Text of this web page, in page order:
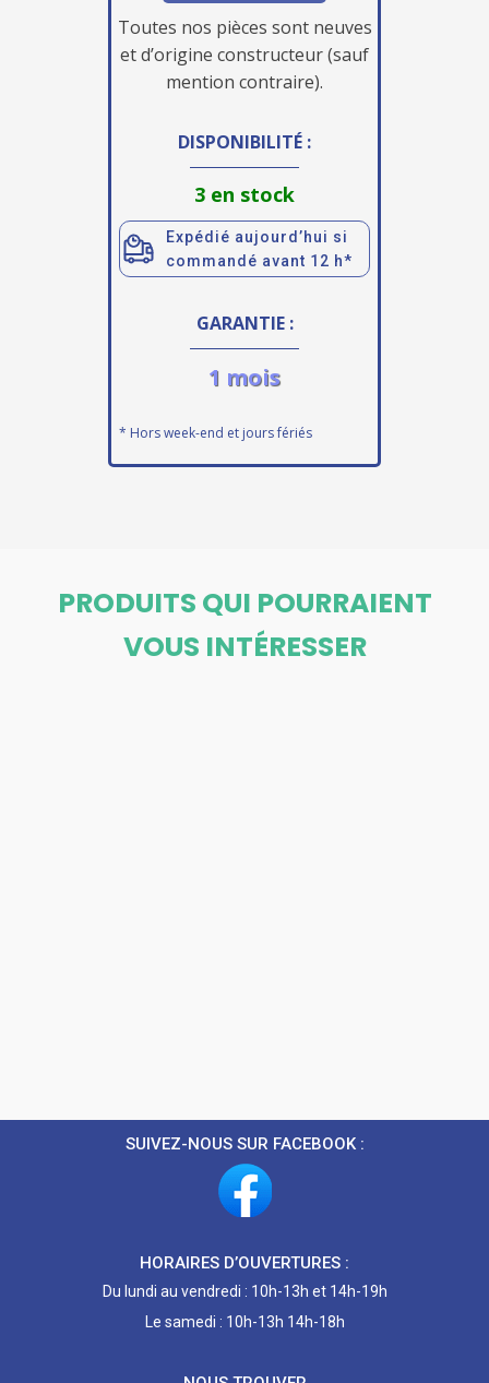
Toutes nos pièces sont neuves
et d’origine constructeur (sauf
mention contraire).
DISPONIBILITÉ :
3 en stock
Expédié aujourd’hui si
commandé avant 12 h*
GARANTIE :
1 mois
* Hors week-end et jours fériés
PRODUITS QUI POURRAIENT
VOUS INTÉRESSER
SUIVEZ-NOUS SUR FACEBOOK :
HORAIRES D’OUVERTURES :
Du lundi au vendredi : 10h-13h et 14h-19h
Le samedi : 10h-13h 14h-18h